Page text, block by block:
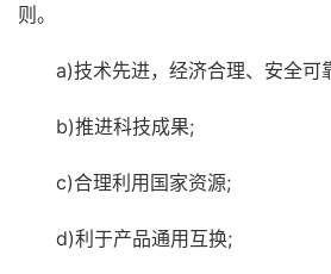
则。
a)技术先进，经济合理、安全可
b)推进科技成果;
c)合理利用国家资源;
d)利于产品通用互换;